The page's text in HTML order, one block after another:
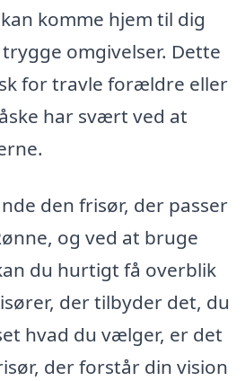
komme hjem til dig
omgivelser. Dette
for travle forældre eller
har svært ved at
den frisør, der passer
og ved at bruge
du hurtigt få overblik
der tilbyder det, du
hvad du vælger, er det
der forstår din vision